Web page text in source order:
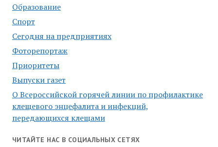
Образование
Спорт
Сегодня на предприятиях
Фоторепортаж
Приоритеты
Выпуски газет
О Всероссийской горячей линии по профилактике
клещевого энцефалита и инфекций,
передающихся клещами
ЧИТАЙТЕ НАС В СОЦИАЛЬНЫХ СЕТЯХ